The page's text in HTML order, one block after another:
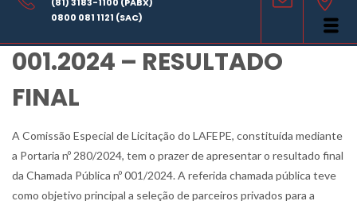
(81) 3183-1100 (PABX)
0800 081 1121 (SAC)
CHAMADA PÚBLICA
001.2024 – RESULTADO
FINAL
A Comissão Especial de Licitação do LAFEPE, constituída mediante
a Portaria nº 280/2024, tem o prazer de apresentar o resultado final
da Chamada Pública nº 001/2024. A referida chamada pública teve
como objetivo principal a seleção de parceiros privados para a